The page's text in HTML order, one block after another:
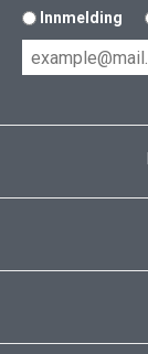
Innmelding